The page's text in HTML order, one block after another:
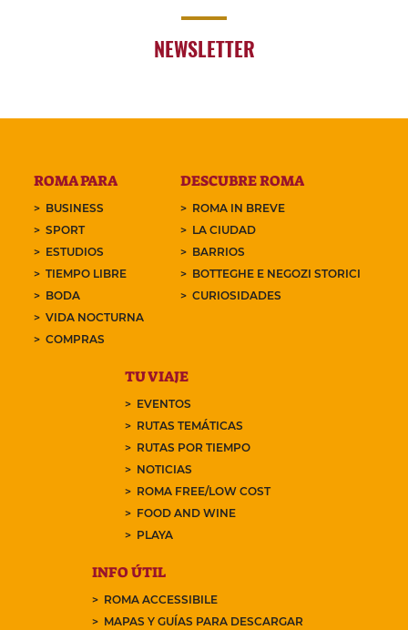
NEWSLETTER
ROMA PARA
BUSINESS
SPORT
ESTUDIOS
TIEMPO LIBRE
BODA
VIDA NOCTURNA
COMPRAS
DESCUBRE ROMA
ROMA IN BREVE
LA CIUDAD
BARRIOS
BOTTEGHE E NEGOZI STORICI
CURIOSIDADES
TU VIAJE
EVENTOS
RUTAS TEMÁTICAS
RUTAS POR TIEMPO
NOTICIAS
ROMA FREE/LOW COST
FOOD AND WINE
PLAYA
INFO ÚTIL
ROMA ACCESSIBILE
MAPAS Y GUÍAS PARA DESCARGAR